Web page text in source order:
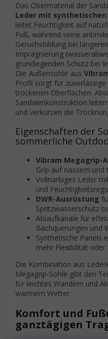
Das Obermaterial der
Leder mit synthetischen
leitet Feuchtigkeit auf
Fuß, während seine
Geruchsbildung bei
Imprägnierung
grundlegenden Schutz bei
Die Außensohle aus
Profil sorgt für
trockenen Oberflächen.
Sandalenkonstruktion
und verkürzen die
Eigenschaften der
sommerliche
Vibram Megagrip-
Grip auf nassem
Vollnarbiges Leder
und
DWR-Ausrüstung
Spritzwasserschutz
Ablaufkanäle für
Bachquerungen und
Synthetische Panels
mehr Flexibilität
Die Kombination aus
Megagrip-Sohle gibt den
für leichtes Wandern und
warmem Wetter.
Komfort und
ganztägigen